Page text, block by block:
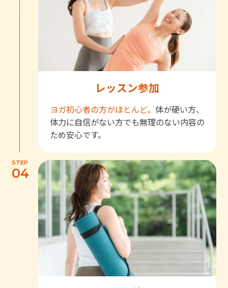
レッスン参加
ヨガ初心者の方がほとんど。 体が硬い方、
体力に自信がない方でも無理のない内容の
ため安心です。
STEP
04